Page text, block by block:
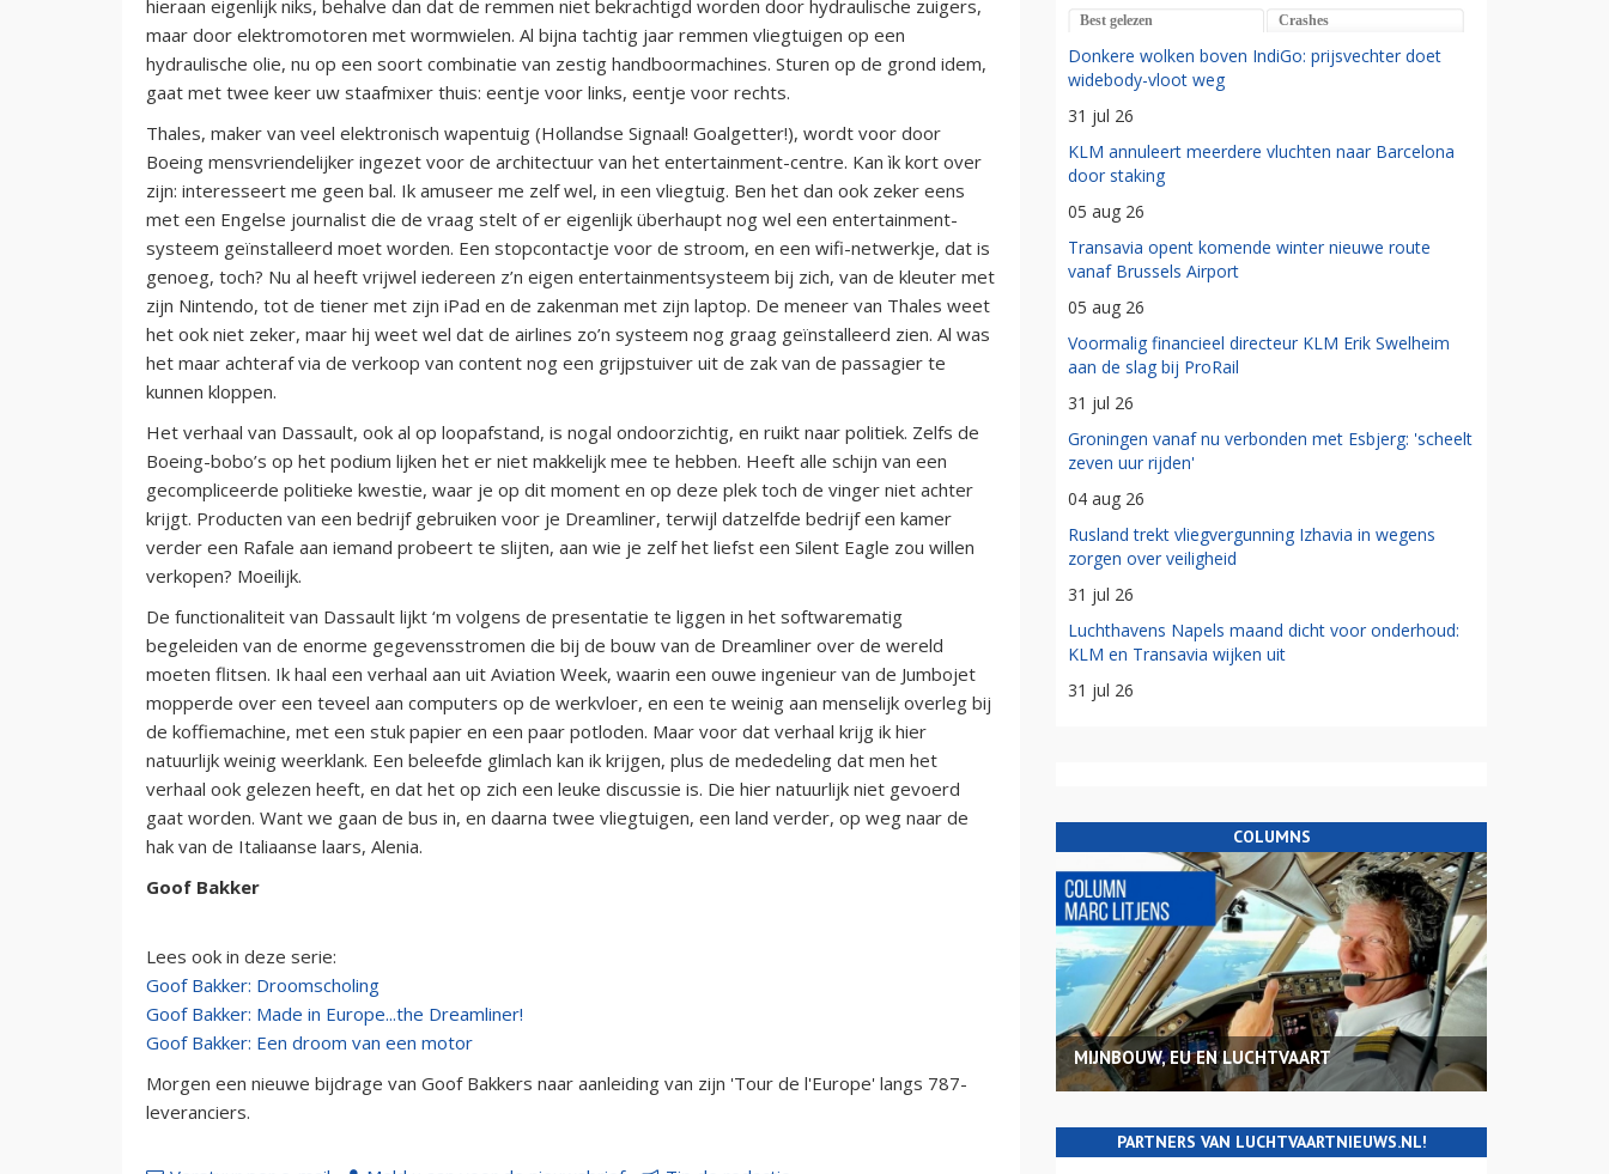
hieraan eigenlijk niks, behalve dan dat de remmen niet bekrachtigd worden door hydraulische zuigers,
maar door elektromotoren met wormwielen. Al bijna tachtig jaar remmen vliegtuigen op een
hydraulische olie, nu op een soort combinatie van zestig handboormachines. Sturen op de grond idem,
gaat met twee keer uw staafmixer thuis: eentje voor links, eentje voor rechts.
Thales, maker van veel elektronisch wapentuig (Hollandse Signaal! Goalgetter!), wordt voor door
Boeing mensvriendelijker ingezet voor de architectuur van het entertainment-centre. Kan ìk kort over
zijn: interesseert me geen bal. Ik amuseer me zelf wel, in een vliegtuig. Ben het dan ook zeker eens
met een Engelse journalist die de vraag stelt of er eigenlijk überhaupt nog wel een entertainment-
systeem geïnstalleerd moet worden. Een stopcontactje voor de stroom, en een wifi-netwerkje, dat is
genoeg, toch? Nu al heeft vrijwel iedereen z’n eigen entertainmentsysteem bij zich, van de kleuter met
zijn Nintendo, tot de tiener met zijn iPad en de zakenman met zijn laptop. De meneer van Thales weet
het ook niet zeker, maar hij weet wel dat de airlines zo’n systeem nog graag geïnstalleerd zien. Al was
het maar achteraf via de verkoop van content nog een grijpstuiver uit de zak van de passagier te
kunnen kloppen.
Het verhaal van Dassault, ook al op loopafstand, is nogal ondoorzichtig, en ruikt naar politiek. Zelfs de
Boeing-bobo’s op het podium lijken het er niet makkelijk mee te hebben. Heeft alle schijn van een
gecompliceerde politieke kwestie, waar je op dit moment en op deze plek toch de vinger niet achter
krijgt. Producten van een bedrijf gebruiken voor je Dreamliner, terwijl datzelfde bedrijf een kamer
verder een Rafale aan iemand probeert te slijten, aan wie je zelf het liefst een Silent Eagle zou willen
verkopen? Moeilijk.
De functionaliteit van Dassault lijkt ‘m volgens de presentatie te liggen in het softwarematig
begeleiden van de enorme gegevensstromen die bij de bouw van de Dreamliner over de wereld
moeten flitsen. Ik haal een verhaal aan uit Aviation Week, waarin een ouwe ingenieur van de Jumbojet
mopperde over een teveel aan computers op de werkvloer, en een te weinig aan menselijk overleg bij
de koffiemachine, met een stuk papier en een paar potloden. Maar voor dat verhaal krijg ik hier
natuurlijk weinig weerklank. Een beleefde glimlach kan ik krijgen, plus de mededeling dat men het
verhaal ook gelezen heeft, en dat het op zich een leuke discussie is. Die hier natuurlijk niet gevoerd
gaat worden. Want we gaan de bus in, en daarna twee vliegtuigen, een land verder, op weg naar de
hak van de Italiaanse laars, Alenia.
Goof Bakker
Lees ook in deze serie:
Goof Bakker: Droomscholing
Goof Bakker: Made in Europe...the Dreamliner!
Goof Bakker: Een droom van een motor
Morgen een nieuwe bijdrage van Goof Bakkers naar aanleiding van zijn 'Tour de l'Europe' langs 787-
leveranciers.
Best gelezen Crashes
Donkere wolken boven IndiGo: prijsvechter doet
widebody-vloot weg
31 jul 26
KLM annuleert meerdere vluchten naar Barcelona
door staking
05 aug 26
Transavia opent komende winter nieuwe route
vanaf Brussels Airport
05 aug 26
Voormalig financieel directeur KLM Erik Swelheim
aan de slag bij ProRail
31 jul 26
Groningen vanaf nu verbonden met Esbjerg: 'scheelt
zeven uur rijden'
04 aug 26
Rusland trekt vliegvergunning Izhavia in wegens
zorgen over veiligheid
31 jul 26
Luchthavens Napels maand dicht voor onderhoud:
KLM en Transavia wijken uit
31 jul 26
COLUMNS
MIJNBOUW, EU EN LUCHTVAART
PARTNERS VAN LUCHTVAARTNIEUWS.NL!